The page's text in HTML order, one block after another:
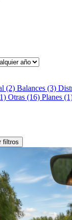
(2) Balances (3)
Otras (16) Planes
filtros